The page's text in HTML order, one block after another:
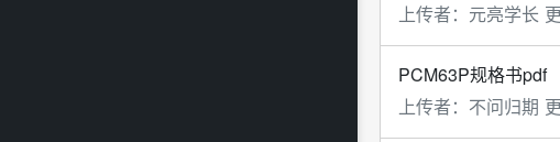
上传者： 元亮学长
PCM63P规格书pdf
上传者： 不问归期